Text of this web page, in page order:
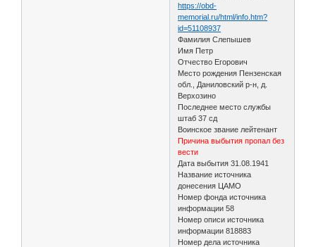
https://obd-
memorial.ru/html/info.htm?
id=51108937
Фамилия Слепышев
Имя Петр
Отчество Егорович
Место рождения Пензенская
обл., Даниловский р-н, д.
Верхозино
Последнее место службы
штаб 37 сд
Воинское звание лейтенант
Причина выбытия пропал без
вести
Дата выбытия 31.08.1941
Название источника
донесения ЦАМО
Номер фонда источника
информации 58
Номер описи источника
информации 818883
Номер дела источника